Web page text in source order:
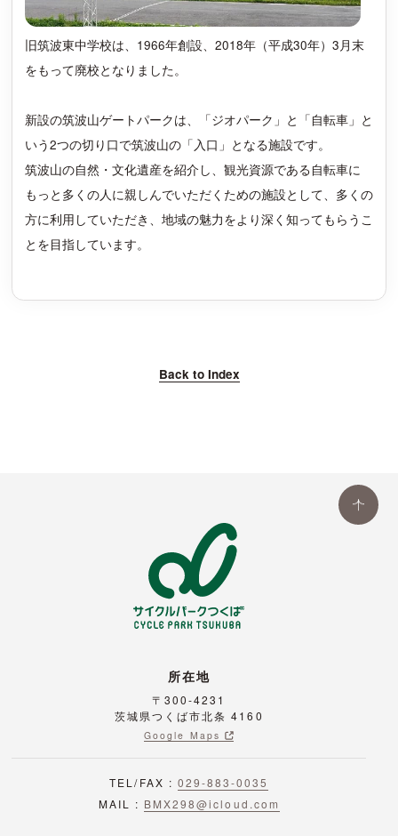
旧筑波東中学校は、1966年創設、2018年（平成30年）3月末
をもって廃校となりました。
新設の筑波山ゲートパークは、「ジオパーク」と「自転車」と
いう2つの切り口で筑波山の「入口」となる施設です。
筑波山の自然・文化遺産を紹介し、観光資源である自転車に
もっと多くの人に親しんでいただくための施設として、多くの
方に利用していただき、地域の魅力をより深く知ってもらうこ
とを目指しています。
Back to Index
SC
RO
所在地
〒300-4231
茨城県つくば市北条 4160
Google Maps
TEL/FAX : 029-883-0035
MAIL : BMX298@icloud.com